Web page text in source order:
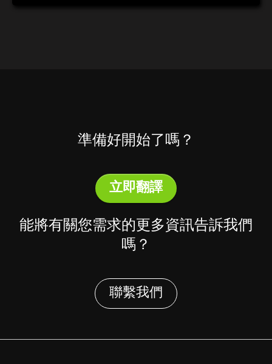
準備好開始了嗎？
立即翻譯
能將有關您需求的更多資訊告訴我們
嗎？
聯繫我們